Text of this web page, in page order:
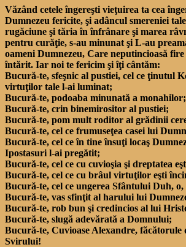
Văzând cetele îngereşti vieţuirea ta cea
Dumnezeu fericite, şi adâncul smereniei
rugăciune şi tăria în înfrânare şi marea
pentru curăţie, s-au minunat şi L-au
oameni Dumnezeu, Care neputincioasă fire
întărit. Iar noi te fericim şi îţi cântăm:
Bucură-te, sfeşnic al pustiei, cel ce ţinutul
virtuţilor tale l-ai luminat;
Bucură-te, podoaba minunată a monahilor;
Bucură-te, crin binemirositor al pustiei;
Bucură-te, pom mult roditor al grădinii
Bucură-te, cel ce frumuseţea casei lui
Bucură-te, cel ce în tine însuţi locaş
Ipostasuri l-ai pregătit;
Bucură-te, cel ce cu cuvioşia şi dreptatea
Bucură-te, cel ce cu brâul virtuţilor eşti
Bucură-te, cel ce ungerea Sfântului Duh,
Bucură-te, vas sfinţit al harului lui
Bucură-te, rob bun şi credincios al lui
Bucură-te, slugă adevărată a Domnului;
Bucură-te, Cuvioase Alexandre, făcătorule
Svirului!